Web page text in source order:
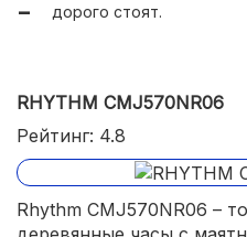
дорого стоят.
RHYTHM CMJ570NR06
Рейтинг: 4.8
Rhythm CMJ570NR06 –